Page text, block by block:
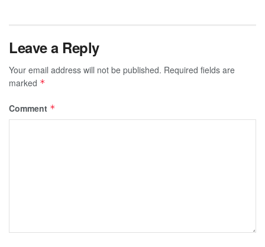
Leave a Reply
Your email address will not be published. Required fields are
marked *
Comment *